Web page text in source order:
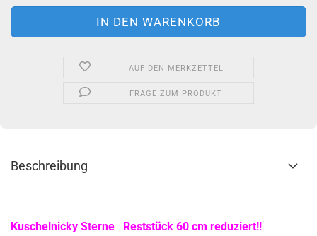
AUF DEN MERKZETTEL
FRAGE ZUM PRODUKT
Beschreibung
Kuschelnicky Sterne Reststück 60 cm reduziert!!